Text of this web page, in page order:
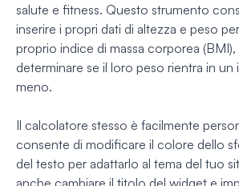
salute e fitness. Questo strumento
inserire i propri dati di altezza e peso
proprio indice di massa corporea (BMI),
determinare se il loro peso rientra in un
meno.
Il calcolatore stesso è facilmente
consente di modificare il colore dello
del testo per adattarlo al tema del tuo